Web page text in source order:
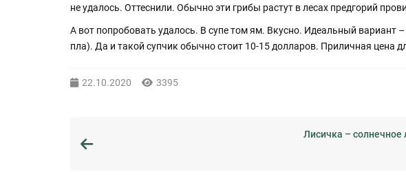
не удалось. Оттеснили. Обычно эти грибы растут в лесах предгорий
А вот попробовать удалось. В супе том ям. Вкусно. Идеальный
пла). Да и такой супчик обычно стоит 10-15 долларов. Приличная цена
22.10.2020 3395
Лисичка – солнечное